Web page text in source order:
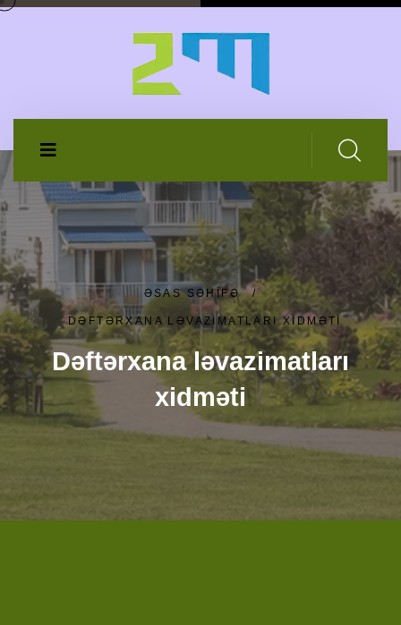
ƏSAS SƏHIFƏ /
DƏFTƏRXANA LƏVAZIMATLARI XIDMƏTI
Dəftərxana ləvazimatları
xidməti